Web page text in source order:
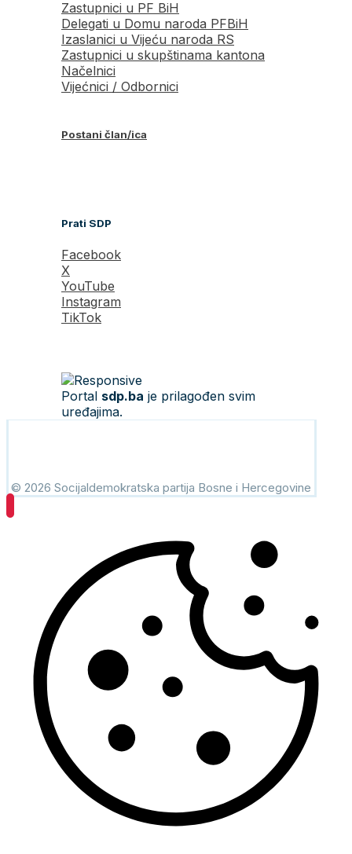
Zastupnici u PF BiH
Delegati u Domu naroda PFBiH
Izaslanici u Vijeću naroda RS
Zastupnici u skupštinama kantona
Načelnici
Vijećnici / Odbornici
Postani član/ica
Prati SDP
Facebook
X
YouTube
Instagram
TikTok
Portal sdp.ba je prilagođen svim
uređajima.
© 2026 Socijaldemokratska partija Bosne i Hercegovine